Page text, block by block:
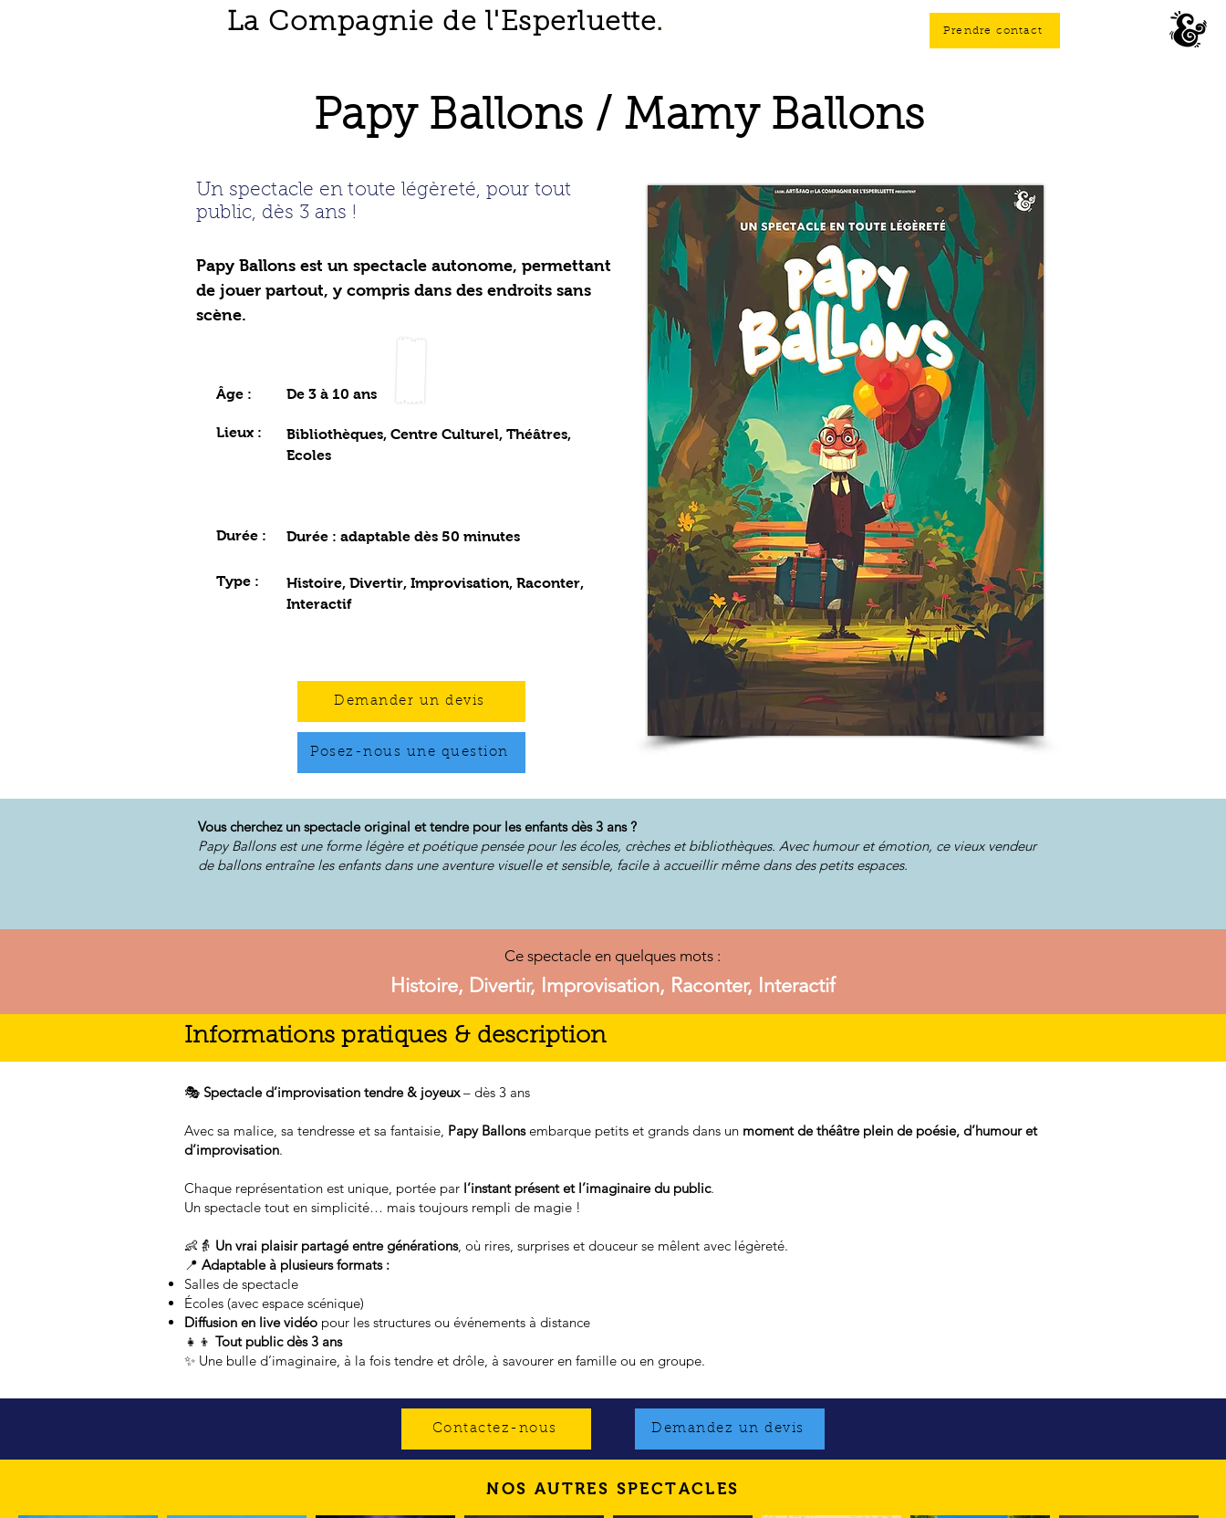
La Compagnie de l'Esperluette. Prendre contact
Papy Ballons / Mamy Ballons
Un spectacle en toute légèreté, pour tout
public, dès 3 ans !
Papy Ballons est un spectacle autonome, permettant
de jouer partout, y compris dans des endroits sans
scène.
Âge : De 3 à 10 ans
Lieux :
Bibliothèques, Centre Culturel, Théâtres,
Ecoles
Durée : Durée : adaptable dès 50 minutes
Type :
Histoire, Divertir, Improvisation, Raconter,
Interactif
Demander un devis
Posez-nous une question
Vous cherchez un spectacle original et tendre pour les enfants dès 3 ans ?
Papy Ballons est une forme légère et poétique pensée pour les écoles, crèches et bibliothèques. Avec humour et émotion, ce vieux vendeur
de ballons entraîne les enfants dans une aventure visuelle et sensible, facile à accueillir même dans des petits espaces.
Ce spectacle en quelques mots :
Histoire, Divertir, Improvisation, Raconter, Interactif
Informations pratiques & description
🎭 Spectacle d’improvisation tendre & joyeux– dès 3 ans
Avec sa malice, sa tendresse et sa fantaisie, Papy Ballonsembarque petits et grands dans un moment de théâtre plein de poésie, d’humour et
d’improvisation.
Chaque représentation est unique, portée par l’instant présent et l’imaginaire du public.
Un spectacle tout en simplicité… mais toujours rempli de magie !
👶👵 Un vrai plaisir partagé entre générations, où rires, surprises et douceur se mêlent avec légèreté.
📍 Adaptable à plusieurs formats :
Salles de spectacle
Écoles (avec espace scénique)
Diffusion en live vidéo pour les structures ou événements à distance
👧👦 Tout public dès 3 ans
✨ Une bulle d’imaginaire, à la fois tendre et drôle, à savourer en famille ou en groupe.
Contactez-nous Demandez un devis
NOS AUTRES SPECTACLES